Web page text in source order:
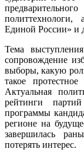
Единой России» и
Тема
сопровождение
выборы, какую
такое
Актуальная
рейтинги
программы
регионе на
завершилась
потерять интерес.